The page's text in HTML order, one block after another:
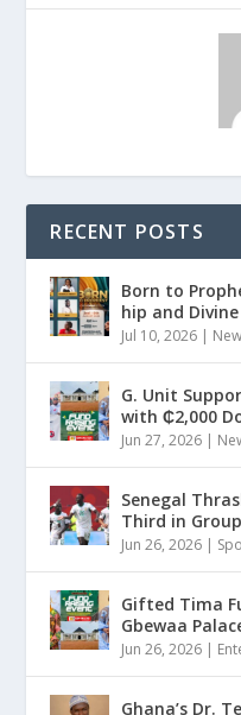
RECENT POSTS
Born to
hip and
Jul 10, 2026
G. Unit
with ₵2,000
Jun 27, 2026
Senegal
Third in Group
Jun 26, 2026
Gifted Tima
Gbewaa
Jun 26, 2026
Ghana’s Dr.